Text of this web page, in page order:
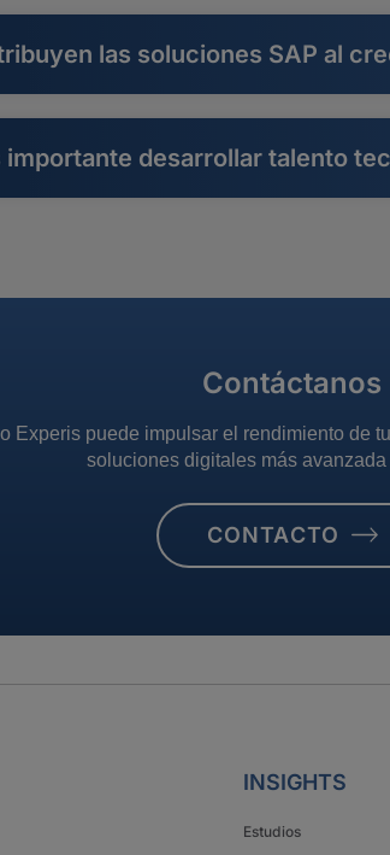
las soluciones SAP al
importante desarrollar talento
Contáctanos
Experis puede impulsar el rendimiento de
soluciones digitales más
CONTACTO
INSIGHTS
Estudios